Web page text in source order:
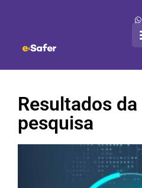
Resultados da
pesquisa